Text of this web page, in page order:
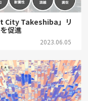
City Takeshiba」リ
促進
2023.06.05